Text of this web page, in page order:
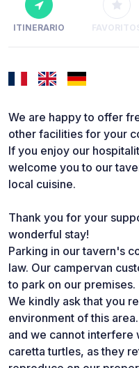
ITINERARIO
We are happy to offer
other facilities for your
If you enjoy our
welcome you to our
local cuisine.
Thank you for your
wonderful stay!
Parking in our tavern's
law. Our campervan
to park on our premises.
We kindly ask that you
environment of this
and we cannot interfere
caretta turtles, as they